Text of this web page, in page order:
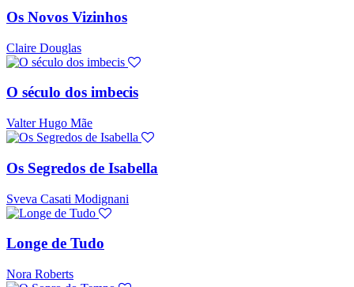
Os Novos Vizinhos
Claire Douglas
O século dos imbecis
Valter Hugo Mãe
Os Segredos de Isabella
Sveva Casati Modignani
Longe de Tudo
Nora Roberts